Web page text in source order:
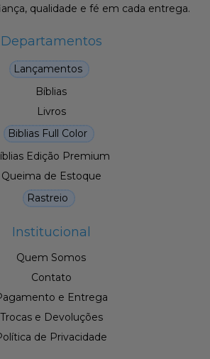
qualidade e fé em cada entrega.
Departamentos
Lançamentos
Bíblias
Livros
Biblias Full Color
Edição Premium
Queima de Estoque
Rastreio
Institucional
Quem Somos
Contato
e Entrega
Trocas e Devoluções
de Privacidade